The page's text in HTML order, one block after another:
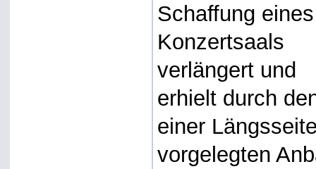
Schaffung eines
Konzertsaals
verlängert und
erhielt durch
einer
vorgelegten